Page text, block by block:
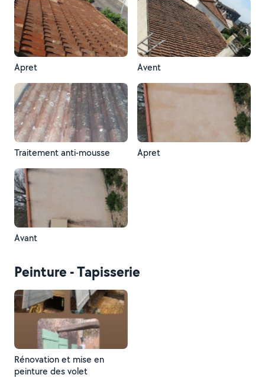
Apret Avent
Traitement anti-mousse Apret
Avant
Peinture - Tapisserie
Rénovation et mise en
peinture des volet